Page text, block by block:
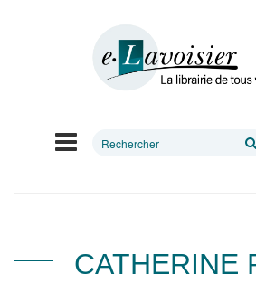
Rechercher
CATHERINE